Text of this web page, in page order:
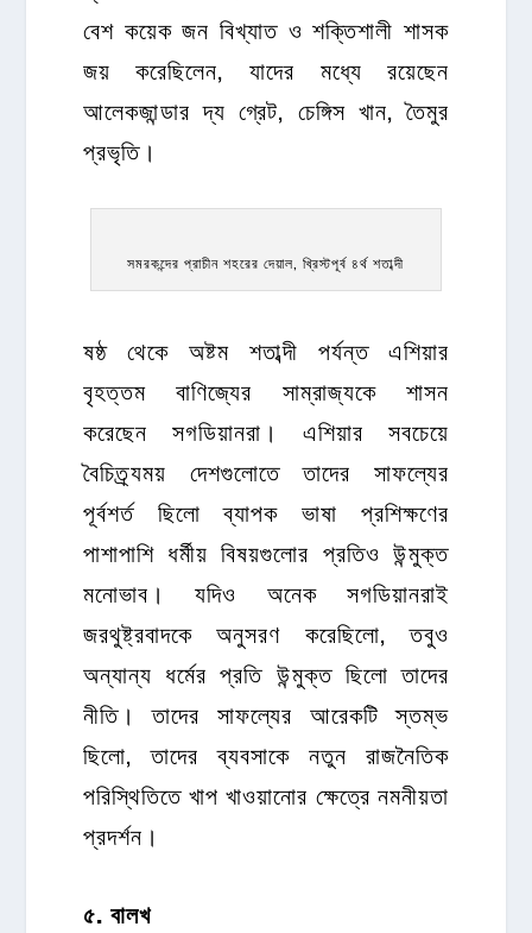
বেশ কয়েক জন বিখ্যাত ও শক্তিশালী শাসক
জয় করেছিলেন, যাদের মধ্যে রয়েছেন
আলেকজান্ডার দ্য গ্রেট, চেঙ্গিস খান, তৈমুর
প্রভৃতি।
সমরকন্দের প্রাচীন শহরের দেয়াল, খ্রিস্টপূর্ব ৪র্থ শতাব্দী
ষষ্ঠ থেকে অষ্টম শতাব্দী পর্যন্ত এশিয়ার
বৃহত্তম বাণিজ্যের সাম্রাজ্যকে শাসন
করেছেন সগডিয়ানরা। এশিয়ার সবচেয়ে
বৈচিত্র্যময় দেশগুলোতে তাদের সাফল্যের
পূর্বশর্ত ছিলো ব্যাপক ভাষা প্রশিক্ষণের
পাশাপাশি ধর্মীয় বিষয়গুলোর প্রতিও উন্মুক্ত
মনোভাব। যদিও অনেক সগডিয়ানরাই
জরথুষ্ট্রবাদকে অনুসরণ করেছিলো, তবুও
অন্যান্য ধর্মের প্রতি উন্মুক্ত ছিলো তাদের
নীতি। তাদের সাফল্যের আরেকটি স্তম্ভ
ছিলো, তাদের ব্যবসাকে নতুন রাজনৈতিক
পরিস্থিতিতে খাপ খাওয়ানোর ক্ষেত্রে নমনীয়তা
প্রদর্শন।
৫. বালখ